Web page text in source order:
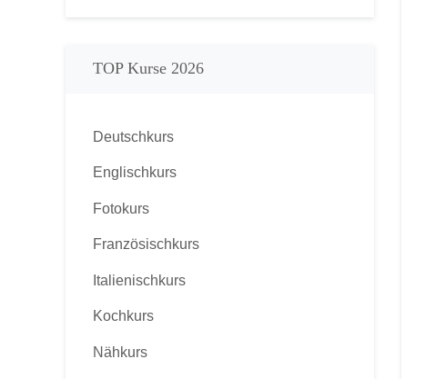
TOP Kurse 2026
Deutschkurs
Englischkurs
Fotokurs
Französischkurs
Italienischkurs
Kochkurs
Nähkurs